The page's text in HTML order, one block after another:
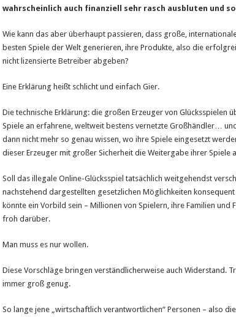
wahrscheinlich auch finanziell sehr rasch ausbluten und
Wie kann das aber überhaupt passieren, dass große,
besten Spiele der Welt generieren, ihre Produkte, also die
nicht lizensierte Betreiber abgeben?
Eine Erklärung heißt schlicht und einfach Gier.
Die technische Erklärung: die großen Erzeuger von Glücksspielen
Spiele an erfahrene, weltweit bestens vernetzte Großhändler…
dann nicht mehr so genau wissen, wo ihre Spiele eingesetzt
dieser Erzeuger mit großer Sicherheit die Weitergabe ihrer Spiele
Soll das illegale Online-Glücksspiel tatsächlich weitgehendst
nachstehend dargestellten gesetzlichen Möglichkeiten
könnte ein Vorbild sein – Millionen von Spielern, ihre Familien und
froh darüber.
Man muss es nur wollen.
Diese Vorschläge bringen verständlicherweise auch Widerstand.
immer groß genug.
So lange jene „wirtschaftlich verantwortlichen“ Personen – also